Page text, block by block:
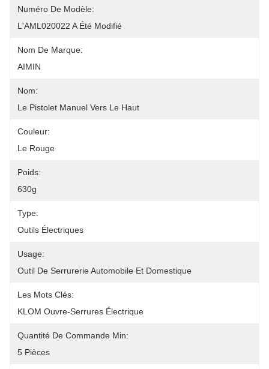
Numéro De Modèle:
L'AML020022 A Été Modifié
Nom De Marque:
AIMIN
Nom:
Le Pistolet Manuel Vers Le Haut
Couleur:
Le Rouge
Poids:
630g
Type:
Outils Électriques
Usage:
Outil De Serrurerie Automobile Et Domestique
Les Mots Clés:
KLOM Ouvre-Serrures Électrique
Quantité De Commande Min:
5 Pièces